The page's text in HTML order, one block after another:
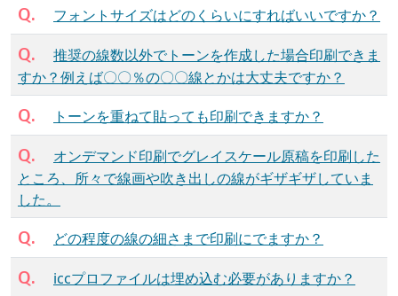
Q. フォントサイズはどのくらいにすればいいですか？
Q.
推奨の線数以外でトーンを作成した場合印刷できま
すか？例えば〇〇％の〇〇線とかは大丈夫ですか？
Q. トーンを重ねて貼っても印刷できますか？
Q.
オンデマンド印刷でグレイスケール原稿を印刷した
ところ、所々で線画や吹き出しの線がギザギザしていま
した。
Q. どの程度の線の細さまで印刷にでますか？
Q. iccプロファイルは埋め込む必要がありますか？